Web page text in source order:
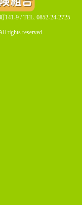
9 / TEL. 0852-24-2725
rights reserved.